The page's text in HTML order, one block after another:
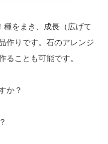
種をまき、成長（広げて
作りです。石のアレンジ
ることも可能です。
か？